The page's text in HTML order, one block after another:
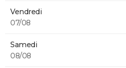
Vendredi
07/08
Samedi
08/08